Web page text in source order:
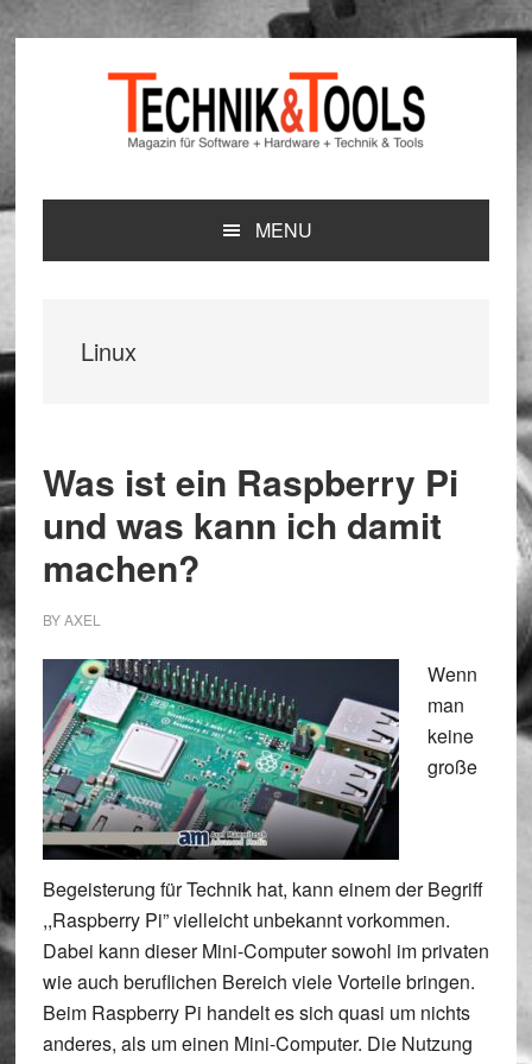
Zur
Hauptnavigation
springen
Zum
Inhalt
springen
Zur
Seitenspalte
springen
MENU
Linux
Was ist ein Raspberry Pi
und was kann ich damit
machen?
BYAXEL
Wenn
man
keine
große
Begeisterung für Technik hat, kann einem der Begriff
,,Raspberry Pi” vielleicht unbekannt vorkommen.
Dabei kann dieser Mini-Computer sowohl im privaten
wie auch beruflichen Bereich viele Vorteile bringen.
Beim Raspberry Pi handelt es sich quasi um nichts
anderes, als um einen Mini-Computer. Die Nutzung